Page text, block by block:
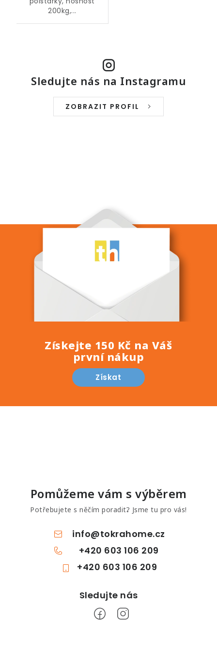
200kg,...
Sledujte nás na Instagramu
ZOBRAZIT PROFIL
Získejte 150 Kč na Váš
první nákup
Získat
Pomůžeme vám s výběrem
Potřebujete s něčím poradit? Jsme tu pro vás!
info@tokrahome.cz
+420 603 106 209
+420 603 106 209